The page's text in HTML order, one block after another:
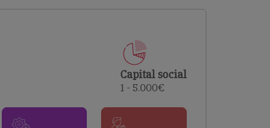
comerciais e analisar o risco de incumprimento dos
Capital social
1 - 5.000€